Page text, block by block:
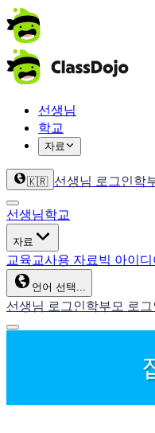
선생님
학교
자료
🇰🇷 선생님 로그인학
선생님학교
자료
교육교사용 자료빅 아이디
언어 선택...
선생님 로그인학부모 로그